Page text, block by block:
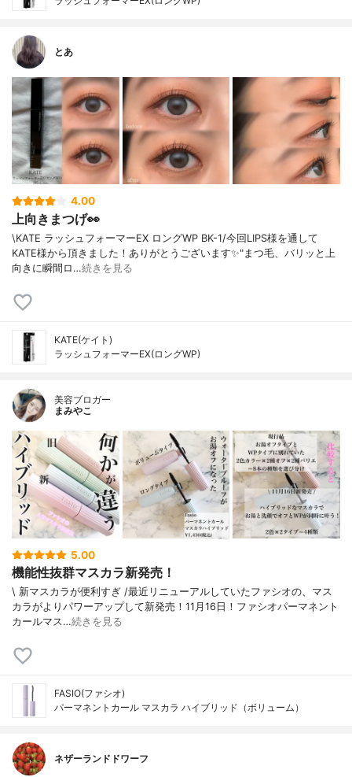
とあ
4.00
上向きまつげ👀
\KATE ラッシュフォーマーEX ロングWP BK-1/今回LIPS様を通して
KATE様から頂きました！ありがとうございます✨"まつ毛、バリッと上
向きに瞬間ロ…続きを見る
KATE(ケイト)
ラッシュフォーマーEX(ロングWP)
美容ブロガー
まみやこ
5.00
機能性抜群マスカラ新発売！
\ 新マスカラが便利すぎ /⁡⁡最近リニューアルしていたファシオ⁡の、マス
カラがよりパワーアップして新発売！11月16日！⁡⁡⁡⁡ファシオパーマネント
カールマス…続きを見る
FASIO(ファシオ)
パーマネントカール マスカラ ハイブリッド（ボリューム）
ネザーランドドワーフ